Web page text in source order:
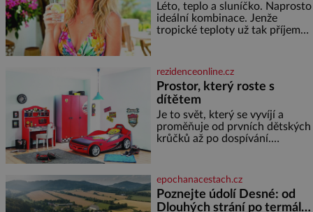
Léto, teplo a sluníčko. Naprosto
ideální kombinace. Jenže
tropické teploty už tak příjemné
dyž se nám tropy zaryjí pod
kůži, hledáme úlevu v bazénu
nebo pomocí klimatizace. Jenže
ne vždycky můžeme být v jejich
blízkosti. Nemusíte však zoufat.
Pokud budete mít promyšlený
jídelníček, žadné pařáky si na
rezidenceonline.cz
Prostor, který roste s
dítětem
Je to svět, který se vyvíjí a
proměňuje od prvních dětských
krůčků až po dospívání.
soustředění i odpočinek a
reaguje na každou etapu života
a specifické potřeby dítěte. Pro
nejmenší je klíčová
epochanacestach.cz
Poznejte údolí Desné: od
Dlouhých strání po termální